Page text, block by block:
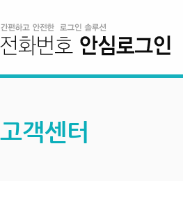
고객센터